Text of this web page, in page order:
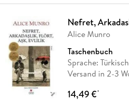
Nefret,
Alice Munro
Taschenbuch
Sprache: Türkisch
Versand in 2-3
14,49 €*